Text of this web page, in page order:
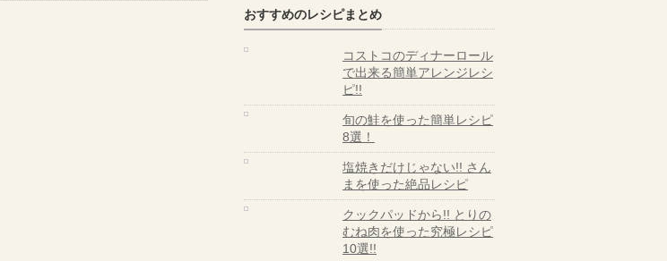
おすすめのレシピまとめ
コストコのディナーロール
で出来る簡単アレンジレシ
ピ!!
旬の鮭を使った簡単レシピ
8選！
塩焼きだけじゃない!! さん
まを使った絶品レシピ
クックパッドから!! とりの
むね肉を使った究極レシピ
10選!!